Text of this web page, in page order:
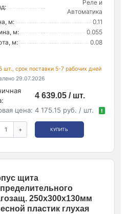
Реле и
Автоматика
м:
0.11
м:
0.055
м:
0.08
шт., срок поставки 5-7 рабочих дней
29.07.2026
4 639.05 / шт.
цена: 4 175.15 руб. / шт. !
+ КУПИТЬ
щита
250х300х130мм
пластик глухая